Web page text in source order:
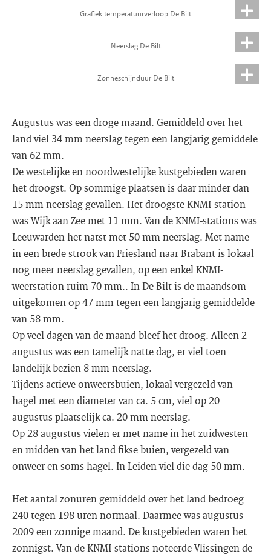
Grafiek temperatuurverloop De Bilt
Neerslag De Bilt
Zonneschijnduur De Bilt
Augustus was een droge maand. Gemiddeld over het
land viel 34 mm neerslag tegen een langjarig gemiddele
van 62 mm.
De westelijke en noordwestelijke kustgebieden waren
het droogst. Op sommige plaatsen is daar minder dan
15 mm neerslag gevallen. Het droogste KNMI-station
was Wijk aan Zee met 11 mm. Van de KNMI-stations was
Leeuwarden het natst met 50 mm neerslag. Met name
in een brede strook van Friesland naar Brabant is lokaal
nog meer neerslag gevallen, op een enkel KNMI-
weerstation ruim 70 mm.. In De Bilt is de maandsom
uitgekomen op 47 mm tegen een langjarig gemiddelde
van 58 mm.
Op veel dagen van de maand bleef het droog. Alleen 2
augustus was een tamelijk natte dag, er viel toen
landelijk bezien 8 mm neerslag.
Tijdens actieve onweersbuien, lokaal vergezeld van
hagel met een diameter van ca. 5 cm, viel op 20
augustus plaatselijk ca. 20 mm neerslag.
Op 28 augustus vielen er met name in het zuidwesten
en midden van het land fikse buien, vergezeld van
onweer en soms hagel. In Leiden viel die dag 50 mm.
Het aantal zonuren gemiddeld over het land bedroeg
240 tegen 198 uren normaal. Daarmee was augustus
2009 een zonnige maand. De kustgebieden waren het
zonnigst. Van de KNMI-stations noteerde Vlissingen de